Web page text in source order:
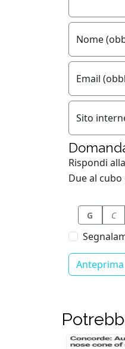
Nome
Email
Sito
Rispondi
Due al cubo
G C